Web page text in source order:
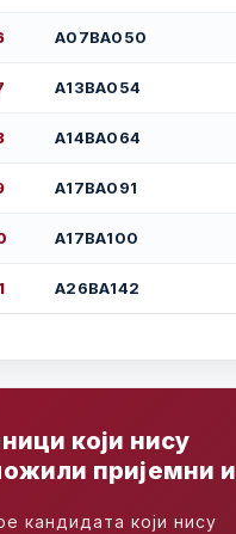
А07ВА050
А13ВА054
А14ВА064
А17ВА091
А17ВА100
1 А26ВА142
ници који нису
ожили пријемни и
е кандидата који нису